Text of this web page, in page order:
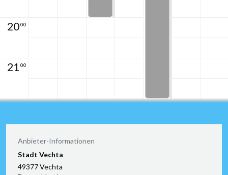
2000
21 00
Anbieter-Informationen
Stadt Vechta
49377 Vechta